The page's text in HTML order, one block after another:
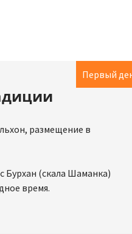
Первый
размещение в
Бурхан (скала Шаманка)
время.